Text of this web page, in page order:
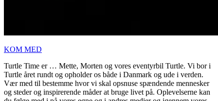
KOM MED
Turtle Time er … Mette, Morten og vores eventyrbil Turtle. Vi bor i
Turtle året rundt og opholder os både i Danmark og ude i verden.
Vær med til bestemme hvor vi skal opsnuse spændende mennesker
og steder og inspirerende måder at bruge livet på. Oplevelserne kan